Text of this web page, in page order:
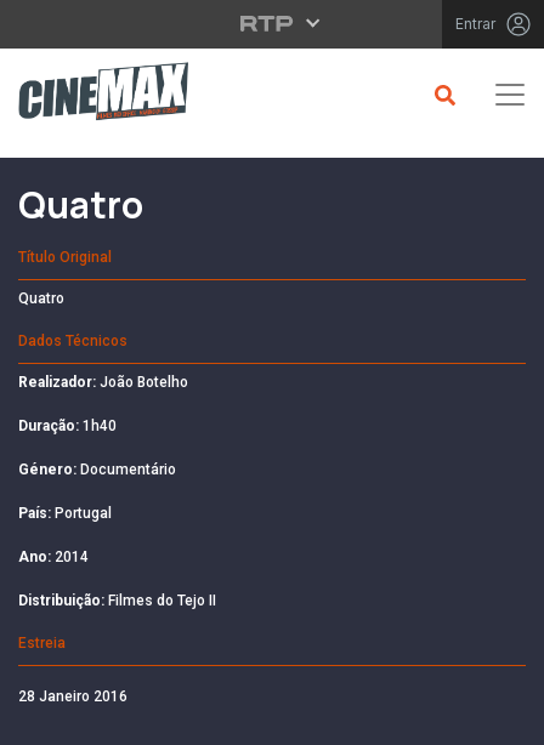
Saltar para o conteúdo principal Entrar
Filme em Cartaz
Quatro
Título Original
Quatro
Dados Técnicos
Realizador: João Botelho
Duração: 1h40
Género: Documentário
País: Portugal
Ano: 2014
Distribuição: Filmes do Tejo II
Estreia
28 Janeiro 2016